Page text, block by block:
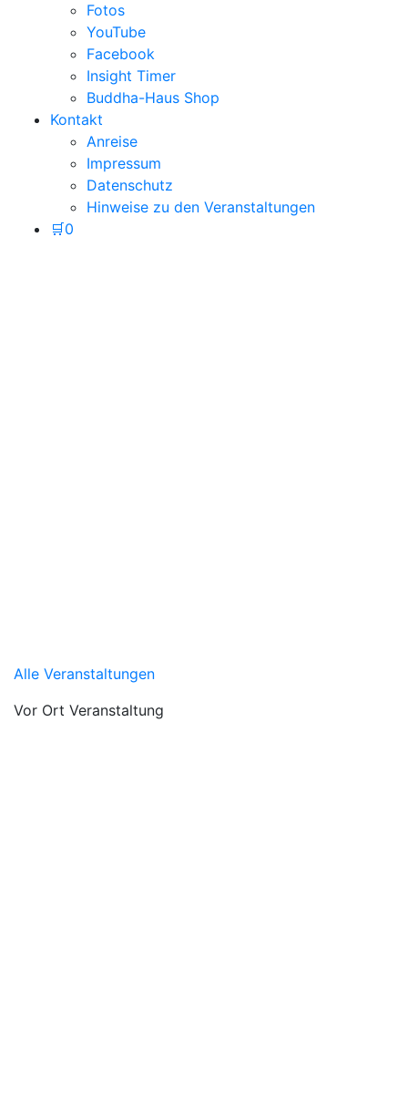
Fotos
YouTube
Facebook
Insight Timer
Buddha-Haus Shop
Kontakt
Anreise
Impressum
Datenschutz
Hinweise zu den Veranstaltungen
🛒0
Alle Veranstaltungen
Vor Ort Veranstaltung